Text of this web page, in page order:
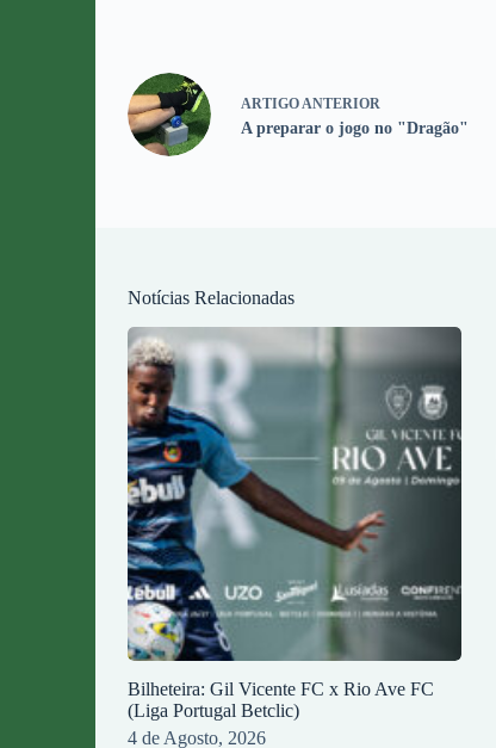
ARTIGO ANTERIOR
A preparar o jogo no "Dragão"
Notícias Relacionadas
Bilheteira: Gil Vicente FC x Rio Ave FC
(Liga Portugal Betclic)
4 de Agosto, 2026